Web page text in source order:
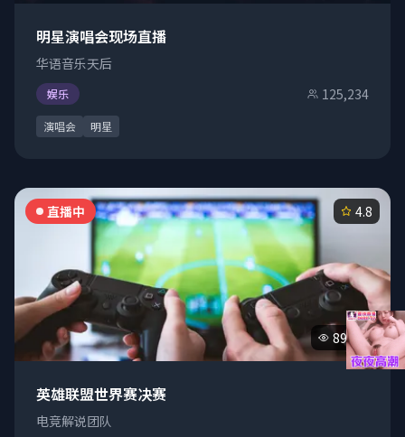
明星演唱会现场直播
华语音乐天后
娱乐 125,234
演唱会 明星
直播中
89,470
4.8
英雄联盟世界赛决赛
电竞解说团队